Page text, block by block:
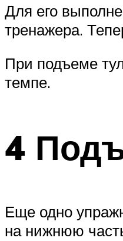
Для его
тренажера.
При подъеме
темпе.
4
Еще одно
на нижнюю